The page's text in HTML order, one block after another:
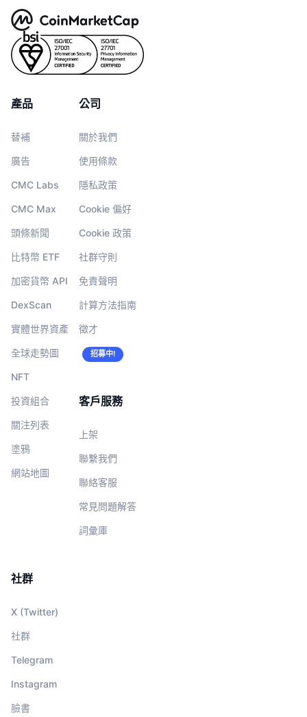
產品
替補
廣告
CMC Labs
CMC Max
頭條新聞
比特幣 ETF
加密貨幣 API
DexScan
實體世界資產
全球走勢圖
NFT
投資組合
關注列表
塗鴉
網站地圖
公司
關於我們
使用條款
隱私政策
Cookie 偏好
Cookie 政策
社群守則
免責聲明
計算方法指南
徵才
招募中!
客戶服務
上架
聯繫我們
聯絡客服
常見問題解答
詞彙庫
社群
X (Twitter)
社群
Telegram
Instagram
臉書